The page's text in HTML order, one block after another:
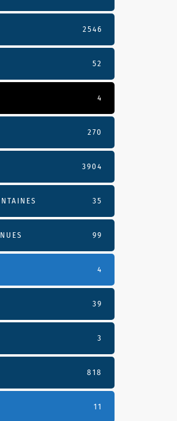
2546
52
4
270
3904
35
99
4
39
3
818
11